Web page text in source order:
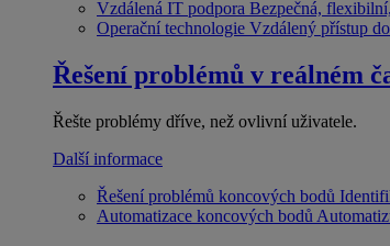
Vzdálená IT podpora Bezpečná,
Operační technologie Vzdálený přístup
Řešení problémů v reálném
Řešte problémy dříve, než ovlivní uživatele.
Další informace
Řešení problémů koncových bodů
Automatizace koncových bodů